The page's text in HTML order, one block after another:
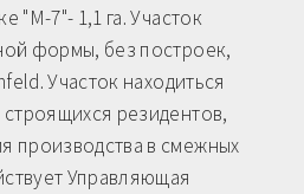
"М-7"- 1,1 га. Участок
формы, без построек,
Участок находиться
резидентов,
производства в смежных
Управляющая